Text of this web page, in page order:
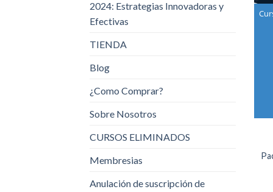
2024: Estrategias Innovadoras y
Efectivas
TIENDA
Blog
¿Como Comprar?
Sobre Nosotros
CURSOS ELIMINADOS
Membresias
Anulación de suscripción de